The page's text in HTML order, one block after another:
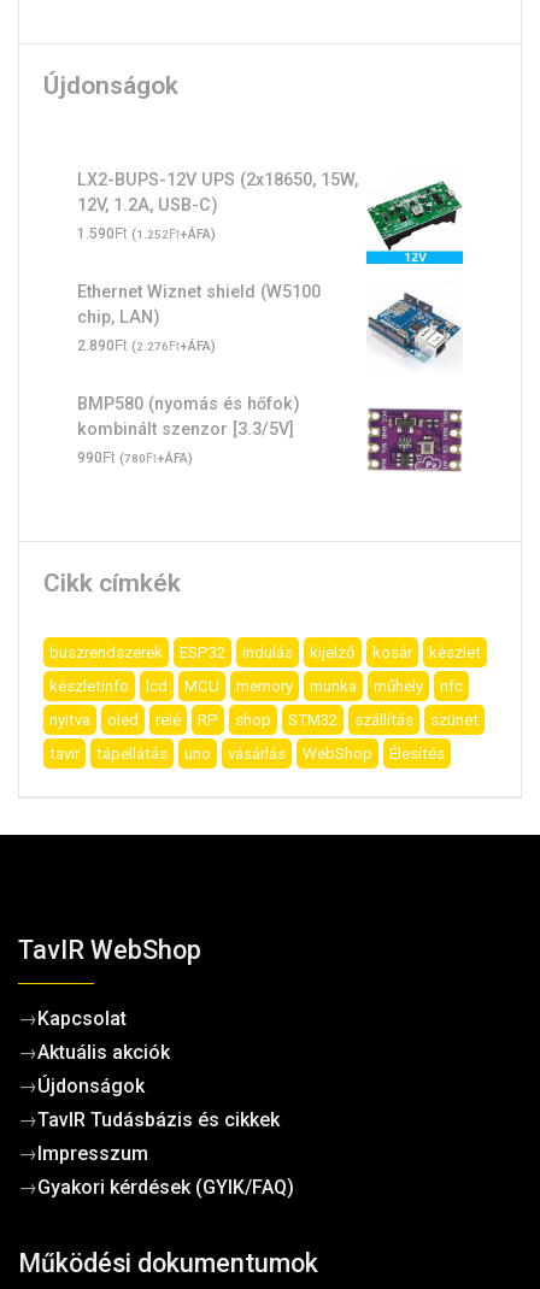
Újdonságok
LX2-BUPS-12V UPS (2x18650, 15W,
12V, 1.2A, USB-C)
1.590Ft (1.252Ft+ÁFA)
Ethernet Wiznet shield (W5100
chip, LAN)
2.890Ft (2.276Ft+ÁFA)
BMP580 (nyomás és hőfok)
kombinált szenzor [3.3/5V]
990Ft (780Ft+ÁFA)
Cikk címkék
buszrendszerek ESP32 indulás kijelző kosár
készlet
készletinfo
lcd MCU memory munka műhely
nfc
nyitva
oled relé RP shop STM32 szállítás
szünet
tavir
tápellátás uno vásárlás WebShop Élesítés
TavIR WebShop
→Kapcsolat
→Aktuális akciók
→Újdonságok
→TavIR Tudásbázis és cikkek
→Impresszum
→Gyakori kérdések (GYIK/FAQ)
Működési dokumentumok